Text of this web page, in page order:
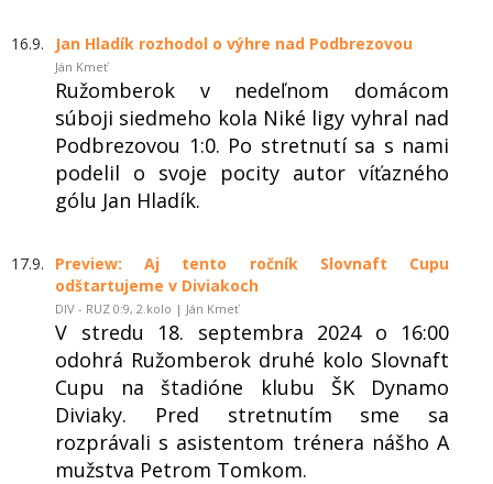
16.9. Jan Hladík rozhodol o výhre nad Podbrezovou
Ján Kmeť
Ružomberok v nedeľnom domácom
súboji siedmeho kola Niké ligy vyhral nad
Podbrezovou 1:0. Po stretnutí sa s nami
podelil o svoje pocity autor víťazného
gólu Jan Hladík.
17.9.
Preview: Aj tento ročník Slovnaft Cupu
odštartujeme v Diviakoch
DIV - RUZ 0:9, 2.kolo | Ján Kmeť
V stredu 18. septembra 2024 o 16:00
odohrá Ružomberok druhé kolo Slovnaft
Cupu na štadióne klubu ŠK Dynamo
Diviaky. Pred stretnutím sme sa
rozprávali s asistentom trénera nášho A
mužstva Petrom Tomkom.